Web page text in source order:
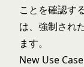
ことを確認す
は、強制され
ます。
New Use